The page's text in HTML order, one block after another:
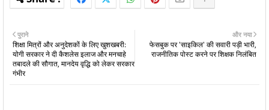
और नया
फेसबुक पर 'साइकिल' की सवारी पड़ी भारी,
राजनीतिक पोस्ट करने पर शिक्षक निलंबित
पुराने
शिक्षा मित्रों और अनुदेशकों के लिए खुशखबरी:
योगी सरकार ने दी कैशलेस इलाज और मनचाहे
तबादले की सौगात, मानदेय वृद्धि को लेकर सरकार
गंभीर